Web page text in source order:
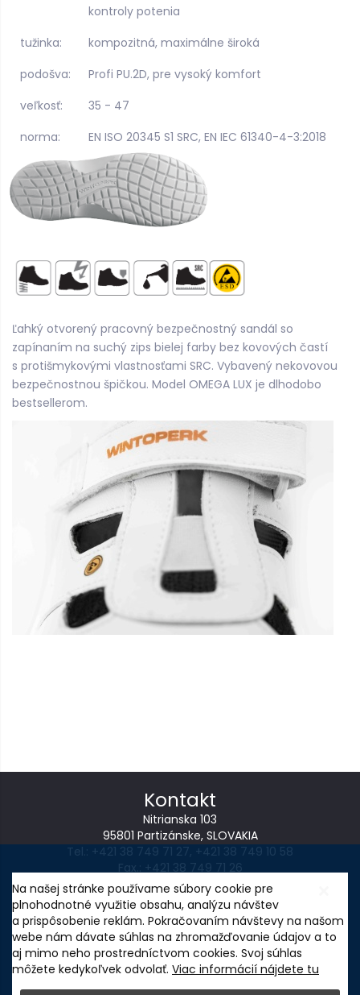
kontroly potenia
tužinka:
kompozitná, maximálne široká
podošva:
Profi PU.2D, pre vysoký komfort
veľkosť:
35 - 47
norma:
EN ISO 20345 S1 SRC, EN IEC 61340-4-3:2018
Ľahký otvorený pracovný bezpečnostný sandál so
zapínaním na suchý zips bielej farby bez kovových častí
s protišmykovými vlastnosťami SRC. Vybavený nekovovou
bezpečnostnou špičkou. Model OMEGA LUX je dlhodobo
bestsellerom.
Kontakt
Nitrianska 103
95801 Partizánske, SLOVAKIA
Tel.:
+421 38 749 71 27, +421 38 749 10 58
Fax.: +421 38 749 71 26
E-mail:wintoperk@wintoperk.sk
NASTAVENIE COOKIES
Ochrana osobných údajov
Na našej stránke používame súbory cookie pre
plnohodnotné využitie obsahu, analýzu návštev
a prispôsobenie reklám. Pokračovaním návštevy na našom
webe nám dávate súhlas na zhromažďovanie údajov a to
aj mimo neho prostredníctvom cookies. Svoj súhlas
môžete kedykoľvek odvolať. Viac informácií nájdete tu